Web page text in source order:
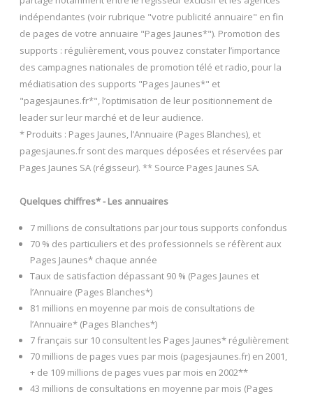
indépendantes (voir rubrique "votre publicité annuaire" en fin
de pages de votre annuaire "Pages Jaunes*"). Promotion des
supports : régulièrement, vous pouvez constater l’importance
des campagnes nationales de promotion télé et radio, pour la
médiatisation des supports "Pages Jaunes*" et
"pagesjaunes.fr*", l’optimisation de leur positionnement de
leader sur leur marché et de leur audience.
* Produits : Pages Jaunes, l’Annuaire (Pages Blanches), et
pagesjaunes.fr sont des marques déposées et réservées par
Pages Jaunes SA (régisseur). ** Source Pages Jaunes SA.
Quelques chiffres* - Les annuaires
7 millions de consultations par jour tous supports confondus
70 % des particuliers et des professionnels se réfèrent aux
Pages Jaunes* chaque année
Taux de satisfaction dépassant 90 % (Pages Jaunes et
l’Annuaire (Pages Blanches*)
81 millions en moyenne par mois de consultations de
l’Annuaire* (Pages Blanches*)
7 français sur 10 consultent les Pages Jaunes* régulièrement
70 millions de pages vues par mois (pagesjaunes.fr) en 2001,
+ de 109 millions de pages vues par mois en 2002**
43 millions de consultations en moyenne par mois (Pages